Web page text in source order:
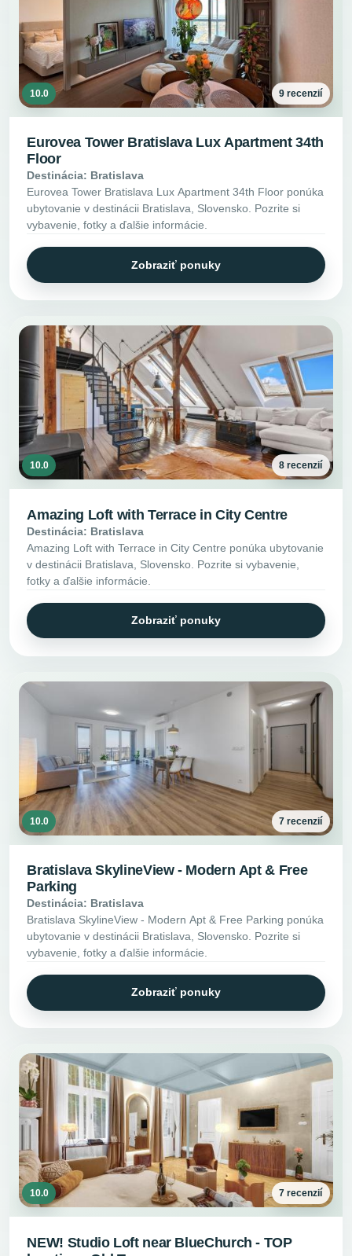
10.0 9 recenzií
Eurovea Tower Bratislava Lux Apartment 34th
Floor
Destinácia: Bratislava
Eurovea Tower Bratislava Lux Apartment 34th Floor ponúka
ubytovanie v destinácii Bratislava, Slovensko. Pozrite si
vybavenie, fotky a ďalšie informácie.
Zobraziť ponuky
10.0 8 recenzií
Amazing Loft with Terrace in City Centre
Destinácia: Bratislava
Amazing Loft with Terrace in City Centre ponúka ubytovanie
v destinácii Bratislava, Slovensko. Pozrite si vybavenie,
fotky a ďalšie informácie.
Zobraziť ponuky
10.0 7 recenzií
Bratislava SkylineView - Modern Apt & Free
Parking
Destinácia: Bratislava
Bratislava SkylineView - Modern Apt & Free Parking ponúka
ubytovanie v destinácii Bratislava, Slovensko. Pozrite si
vybavenie, fotky a ďalšie informácie.
Zobraziť ponuky
10.0 7 recenzií
NEW! Studio Loft near BlueChurch - TOP